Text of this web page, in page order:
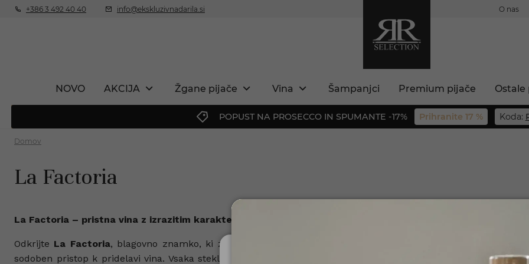
+386 3 492 40 40 info@ekskluzivnadarila.si O nas
NOVO AKCIJA Žgane pijače Vina Šampanjci Premium pijače Ostale
POPUST NA PROSECCO IN SPUMANTE -17% Prihranite 17 % Koda:
Domov
La Factoria
La Factoria – pristna vina z izrazitim karakterjem
Odkrijte La Factoria, blagovno znamko, ki združuje kakovost, tradicijo in
sodoben pristop k pridelavi vina. Vsaka steklenica vina La Factoria prinaša